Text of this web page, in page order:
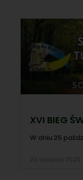
XVI BIEG
W dniu 25